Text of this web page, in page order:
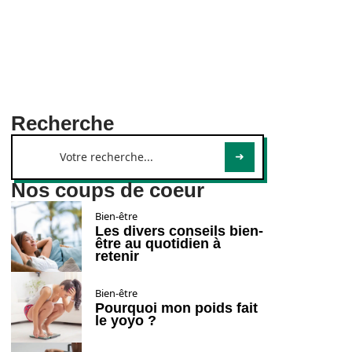
Recherche
Nos coups de coeur
Bien-être
Les divers conseils bien-
être au quotidien à
retenir
Bien-être
Pourquoi mon poids fait
le yoyo ?